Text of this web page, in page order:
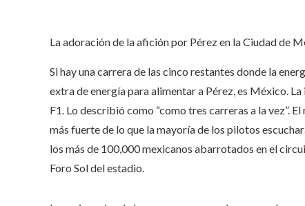
La adoración de la afición por Pérez en la Ciudad de
Si hay una carrera de las cinco restantes donde la
extra de energía para alimentar a Pérez, es México.
F1. Lo describió como “como tres carreras a la vez”.
más fuerte de lo que la mayoría de los pilotos
los más de 100,000 mexicanos abarrotados en el
Foro Sol del estadio.